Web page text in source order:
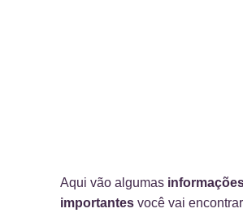
Aqui vão algumas
importantes você vai